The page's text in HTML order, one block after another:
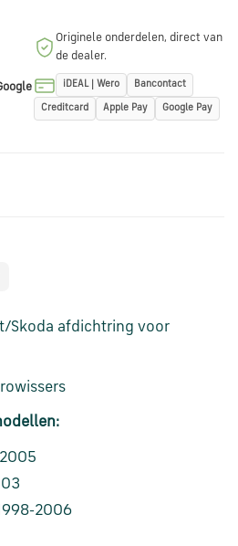
Originele onderdelen, direct van
de dealer.
iDEAL | Wero Bancontact
Creditcard Apple Pay Google Pay
Skoda afdichtring voor
2006